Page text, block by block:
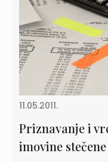
11.05.2011.
Priznavanje i
imovine